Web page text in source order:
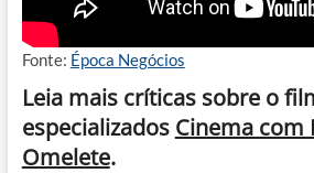
Fonte: Época Negócios
Leia mais críticas sobre o
especializados Cinema com
Omelete.